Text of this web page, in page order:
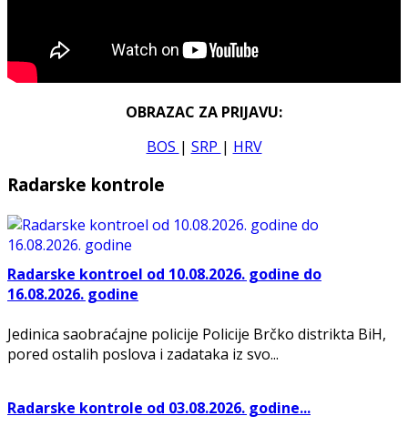
OBRAZAC ZA PRIJAVU:
BOS | SRP | HRV
Radarske kontrole
Radarske kontroel od 10.08.2026. godine do
16.08.2026. godine
Jedinica saobraćajne policije Policije Brčko distrikta BiH,
pored ostalih poslova i zadataka iz svo...
Radarske kontrole od 03.08.2026. godine...